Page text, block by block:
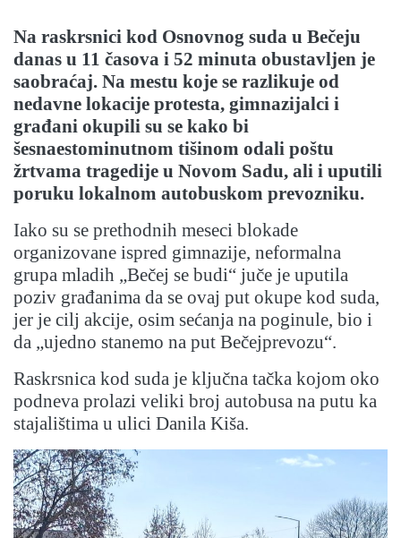
Na raskrsnici kod Osnovnog suda u Bečeju
danas u 11 časova i 52 minuta obustavljen je
saobraćaj. Na mestu koje se razlikuje od
nedavne lokacije protesta, gimnazijalci i
građani okupili su se kako bi
šesnaestominutnom tišinom odali poštu
žrtvama tragedije u Novom Sadu, ali i uputili
poruku lokalnom autobuskom prevozniku.
Iako su se prethodnih meseci blokade
organizovane ispred gimnazije, neformalna
grupa mladih „Bečej se budi“ juče je uputila
poziv građanima da se ovaj put okupe kod suda,
jer je cilj akcije, osim sećanja na poginule, bio i
da „ujedno stanemo na put Bečejprevozu“.
Raskrsnica kod suda je ključna tačka kojom oko
podneva prolazi veliki broj autobusa na putu ka
stajalištima u ulici Danila Kiša.